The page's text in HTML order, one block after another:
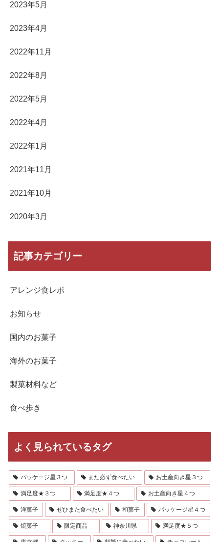
2023年5月
2023年4月
2022年11月
2022年8月
2022年5月
2022年4月
2022年1月
2021年11月
2021年10月
2020年3月
記事カテゴリー
アレンジ食レポ
お知らせ
国内のお菓子
海外のお菓子
製菓材料など
食べ歩き
よく見られているタグ
パッケージ星３つ また必ず食べたい お土産向き星３つ
満足度★３つ 満足度★４つ お土産向き星４つ
洋菓子 ぜひまた食べたい 和菓子 パッケージ星４つ
焼菓子 限定商品 神奈川県 満足度★５つ